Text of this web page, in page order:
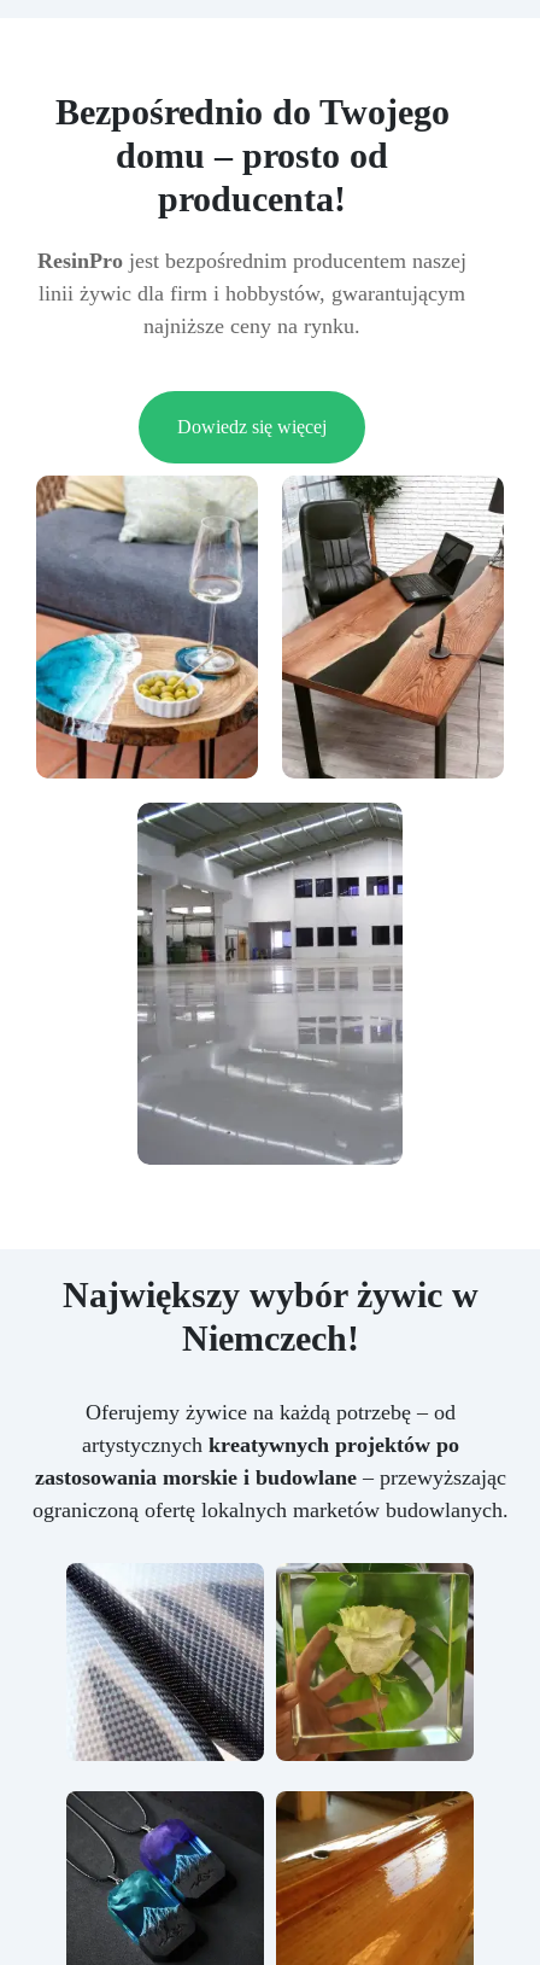
Bezpośrednio do Twojego
domu – prosto od
producenta!
ResinPro jest bezpośrednim producentem naszej
linii żywic dla firm i hobbystów, gwarantującym
najniższe ceny na rynku.
Dowiedz się więcej
Największy wybór żywic w
Niemczech!
Oferujemy żywice na każdą potrzebę – od
artystycznych kreatywnych projektów po
zastosowania morskie i budowlane– przewyższając
ograniczoną ofertę lokalnych marketów budowlanych.